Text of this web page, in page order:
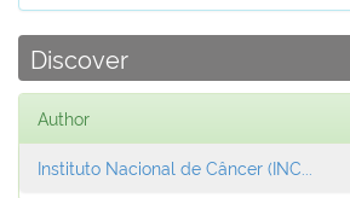
Discover
Author
Instituto Nacional de Câncer (INC...